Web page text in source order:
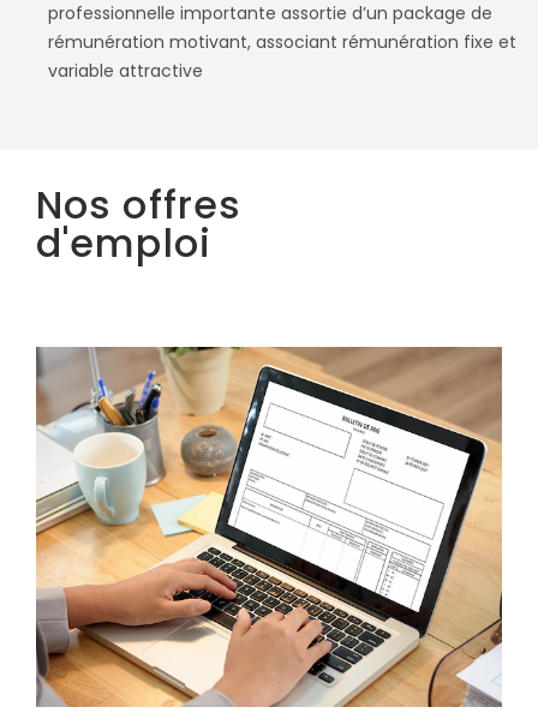
professionnelle importante assortie d’un package de
rémunération motivant, associant rémunération fixe et
variable attractive
Nos offres
d'emploi